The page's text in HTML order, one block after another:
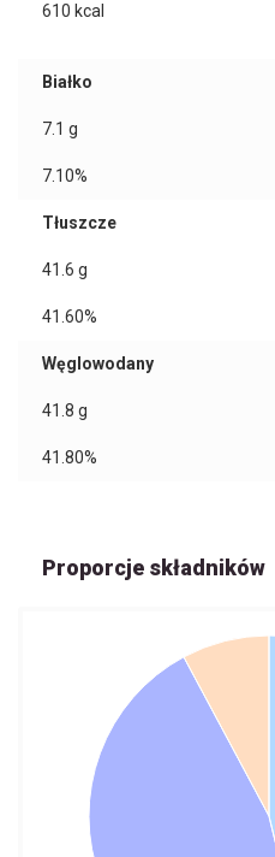
610 kcal
Białko
7.1 g
7.10%
Tłuszcze
41.6 g
41.60%
Węglowodany
41.8 g
41.80%
Proporcje składników